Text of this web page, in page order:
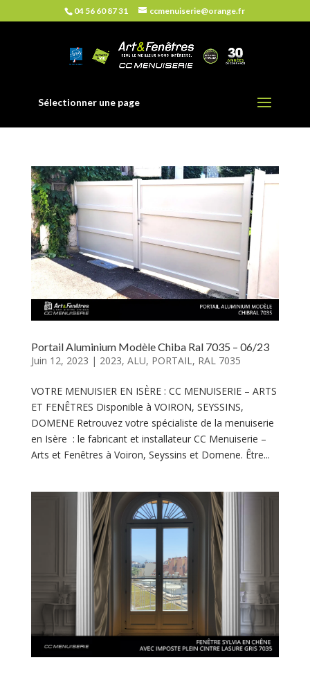
04 56 60 87 31 ccmenuiserie@orange.fr
Sélectionner une page
Portail Aluminium Modèle Chiba Ral 7035 – 06/23
Juin 12, 2023 | 2023, ALU, PORTAIL, RAL 7035
VOTRE MENUISIER EN ISÈRE : CC MENUISERIE – ARTS
ET FENÊTRES Disponible à VOIRON, SEYSSINS,
DOMENE Retrouvez votre spécialiste de la menuiserie
en Isère : le fabricant et installateur CC Menuiserie –
Arts et Fenêtres à Voiron, Seyssins et Domene. Être...